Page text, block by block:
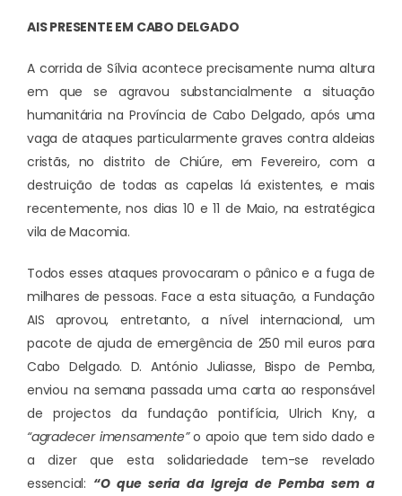
AIS PRESENTE EM CABO DELGADO
A corrida de Sílvia acontece precisamente numa altura
em que se agravou substancialmente a situação
humanitária na Província de Cabo Delgado, após uma
vaga de ataques particularmente graves contra aldeias
cristãs, no distrito de Chiúre, em Fevereiro, com a
destruição de todas as capelas lá existentes, e mais
recentemente, nos dias 10 e 11 de Maio, na estratégica
vila de Macomia.
Todos esses ataques provocaram o pânico e a fuga de
milhares de pessoas. Face a esta situação, a Fundação
AIS aprovou, entretanto, a nível internacional, um
pacote de ajuda de emergência de 250 mil euros para
Cabo Delgado. D. António Juliasse, Bispo de Pemba,
enviou na semana passada uma carta ao responsável
de projectos da fundação pontifícia, Ulrich Kny, a
“agradecer imensamente”o apoio que tem sido dado e
a dizer que esta solidariedade tem-se revelado
essencial: “O que seria da Igreja de Pemba sem a